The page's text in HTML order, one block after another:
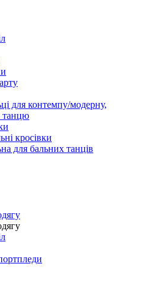
для контемпу/модерну,
танцю
кросівки
для бальних танців